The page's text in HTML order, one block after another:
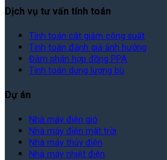
Dịch vụ tư vấn tính toán
Tính toán cắt giảm công suất
Tính toán đánh giá ảnh hưởng
Đàm phán hợp đồng PPA
Tính toán dung lượng bù
Dự án
Nhà máy điện gió
Nhà máy điện mặt trời
Nhà máy thủy điện
Nhà máy nhiệt điện